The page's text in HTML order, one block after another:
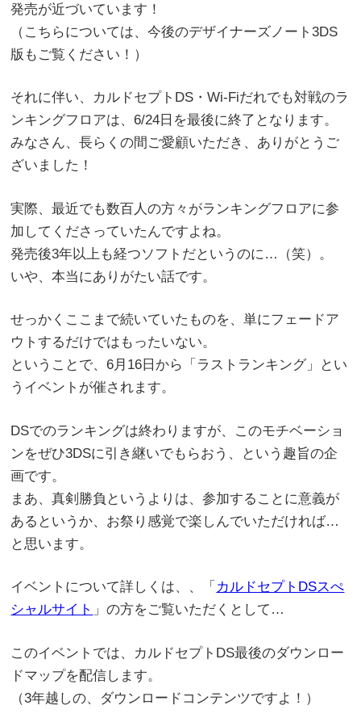
発売が近づいています！
（こちらについては、今後のデザイナーズノート3DS
版もご覧ください！）
それに伴い、カルドセプトDS・Wi-Fiだれでも対戦のラ
ンキングフロアは、6/24日を最後に終了となります。
みなさん、長らくの間ご愛顧いただき、ありがとうご
ざいました！
実際、最近でも数百人の方々がランキングフロアに参
加してくださっていたんですよね。
発売後3年以上も経つソフトだというのに…（笑）。
いや、本当にありがたい話です。
せっかくここまで続いていたものを、単にフェードア
ウトするだけではもったいない。
ということで、6月16日から
「ラストランキング」
とい
うイベントが催されます。
DSでのランキングは終わりますが、このモチベーショ
ンをぜひ3DSに引き継いでもらおう、という趣旨の企
画です。
まあ、真剣勝負というよりは、参加することに意義が
あるというか、お祭り感覚で楽しんでいただければ…
と思います。
イベントについて詳しくは、、「 カルドセプトDSスぺ
シャルサイト 」の方をご覧いただくとして…
このイベントでは、カルドセプトDS最後のダウンロー
ドマップを配信します。
（3年越しの、ダウンロードコンテンツですよ！）